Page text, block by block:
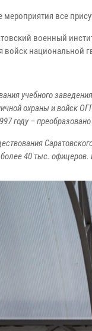
мероприятия все
военный
войск национальной
учебного
охраны и войск
году –
40 тыс.